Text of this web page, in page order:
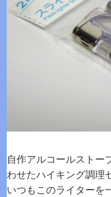
自作アルコールストー
わせたハイキング調理
いつもこのライターを